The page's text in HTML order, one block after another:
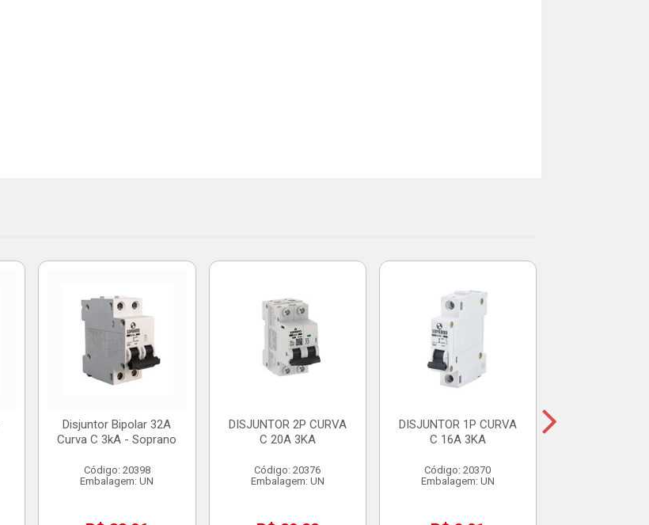
Disjuntor Bipolar 32A
Curva C 3kA - Soprano
Código: 20398
Embalagem: UN
DISJUNTOR 2P CURVA
C 20A 3KA
Código: 20376
Embalagem: UN
DISJUNTOR 1P CURVA
C 16A 3KA
Código: 20370
Embalagem: UN